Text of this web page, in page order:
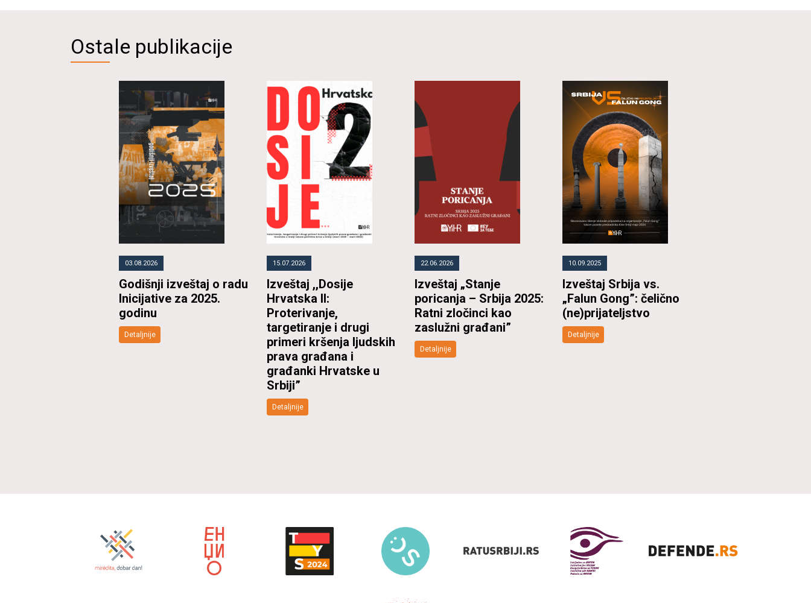
Ostale publikacije
03.08.2026
Godišnji izveštaj o radu
Inicijative za 2025.
godinu
Detaljnije
15.07.2026
Izveštaj ,,Dosije
Hrvatska II:
Proterivanje,
targetiranje i drugi
primeri kršenja ljudskih
prava građana i
građanki Hrvatske u
Srbiji”
Detaljnije
22.06.2026
Izveštaj „Stanje
poricanja – Srbija 2025:
Ratni zločinci kao
zaslužni građani”
Detaljnije
10.09.2025
Izveštaj Srbija vs.
„Falun Gong”: čelično
(ne)prijateljstvo
Detaljnije